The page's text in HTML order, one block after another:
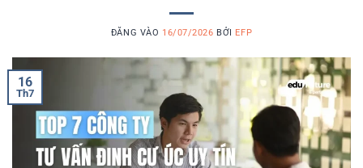
ĐĂNG VÀO 16/07/2026 BỞI EFP
16
Th7